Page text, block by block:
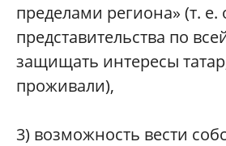
пределами региона» (т. е.
представительства по
защищать интересы
проживали),
3) возможность вести